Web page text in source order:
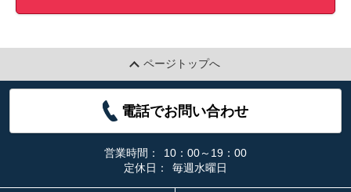
ページトップへ
電話でお問い合わせ
営業時間：
10：00～19：00
定休日：
毎週水曜日